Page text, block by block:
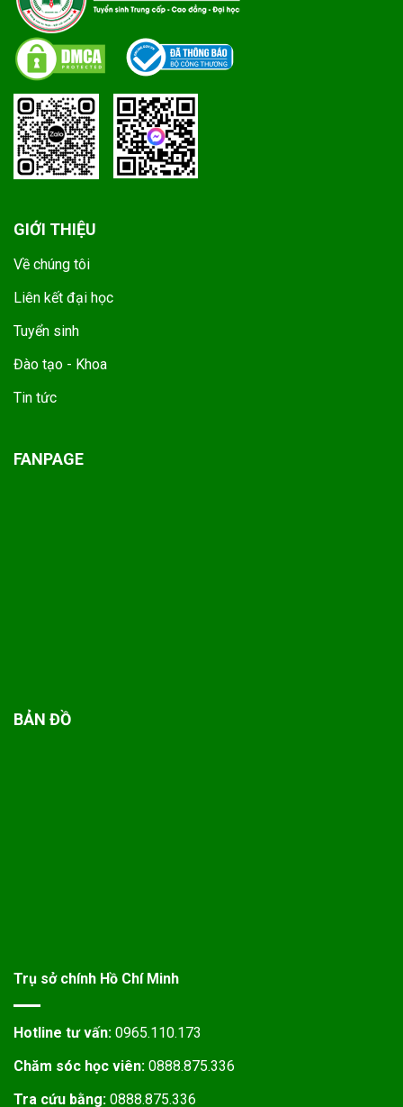
GIỚI THIỆU
Về chúng tôi
Liên kết đại học
Tuyển sinh
Đào tạo - Khoa
Tin tức
FANPAGE
BẢN ĐỒ
Trụ sở chính Hồ Chí Minh
Hotline tư vấn: 0965.110.173
Chăm sóc học viên: 0888.875.336
Tra cứu bằng: 0888.875.336